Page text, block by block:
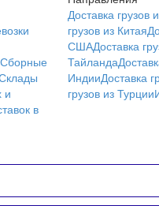
Сборные
и
в
Доставка грузов
грузов из Китая
СШАДоставка
Тайланда
ИндииДоставка
грузов из Турции